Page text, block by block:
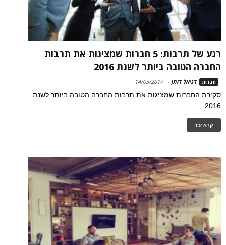
רגע של תרבות: 5 חברות שמציגות את תרבות
החברה הטובה ביותר לשנת 2016
חברות דניאל דותן -
14/03/2017
סקירת החברות שמציגות את תרבות החברה הטובה ביותר לשנת
2016.
קרא עוד